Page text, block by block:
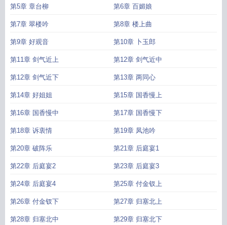
第5章 章台柳 第6章 百媚娘
第7章 翠楼吟 第8章 楼上曲
第9章 好观音 第10章 卜玉郎
第11章 剑气近上 第12章 剑气近中
第12章 剑气近下 第13章 两同心
第14章 好姐姐 第15章 国香慢上
第16章 国香慢中 第17章 国香慢下
第18章 诉衷情 第19章 凤池吟
第20章 破阵乐 第21章 后庭宴1
第22章 后庭宴2 第23章 后庭宴3
第24章 后庭宴4 第25章 付金钗上
第26章 付金钗下 第27章 归塞北上
第28章 归塞北中 第29章 归塞北下